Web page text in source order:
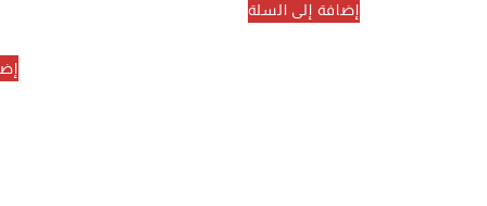
إضافة إلى السلة